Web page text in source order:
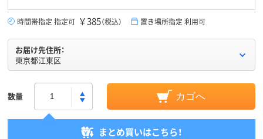
時間帯指定 指定可 ￥385（税込） 置き場所指定 利用可
お届け先住所：
東京都江東区
数量 カゴへ
まとめ買いはこちら！